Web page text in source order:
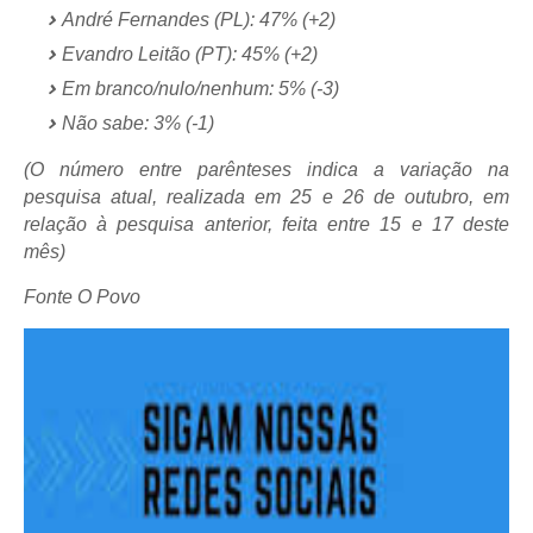
André Fernandes (PL): 47% (+2)
Evandro Leitão (PT): 45% (+2)
Em branco/nulo/nenhum: 5% (-3)
Não sabe: 3% (-1)
(O número entre parênteses indica a variação na
pesquisa atual, realizada em 25 e 26 de outubro, em
relação à pesquisa anterior, feita entre 15 e 17 deste
mês)
Fonte O Povo